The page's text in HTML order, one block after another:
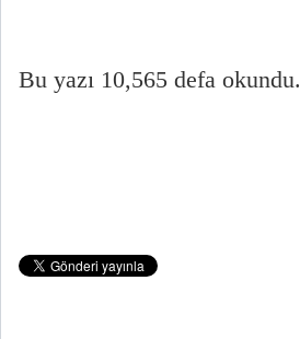
Bu yazı 10,565 defa okundu.